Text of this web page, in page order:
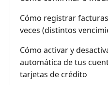
Cómo registrar
veces (distintos
Cómo activar y
automática de tus
tarjetas de crédito